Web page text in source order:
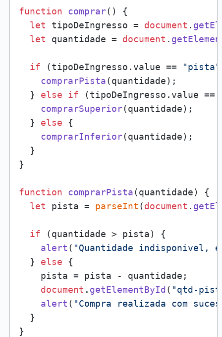
function comprar( ) {
let tipoDeIngresso = document .
let quantidade = document .
if (tipoDeIngresso. value == "pista"
comprarPista(quantidade);
  }
else if (tipoDeIngresso. value ==
comprarSuperior(quantidade);
  }
else {
comprarInferior(quantidade);
  }
}
function comprarPista(quantidade) {
let pista = parseInt (document .
if (quantidade > pista) {
alert ( "Quantidade indisponivel,
  }
else {
    pista = pista - quantidade;
document . getElementById ( "qtd-
alert ( "Compra realizada com
  }
}